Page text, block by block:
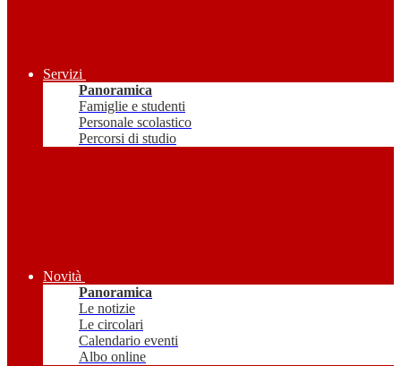
Servizi
Panoramica
Famiglie e studenti
Personale scolastico
Percorsi di studio
Novità
Panoramica
Le notizie
Le circolari
Calendario eventi
Albo online